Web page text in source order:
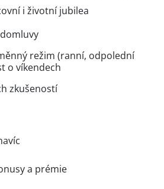
i životní jubilea
režim (ranní, odpolední
o víkendech
zkušeností
a prémie